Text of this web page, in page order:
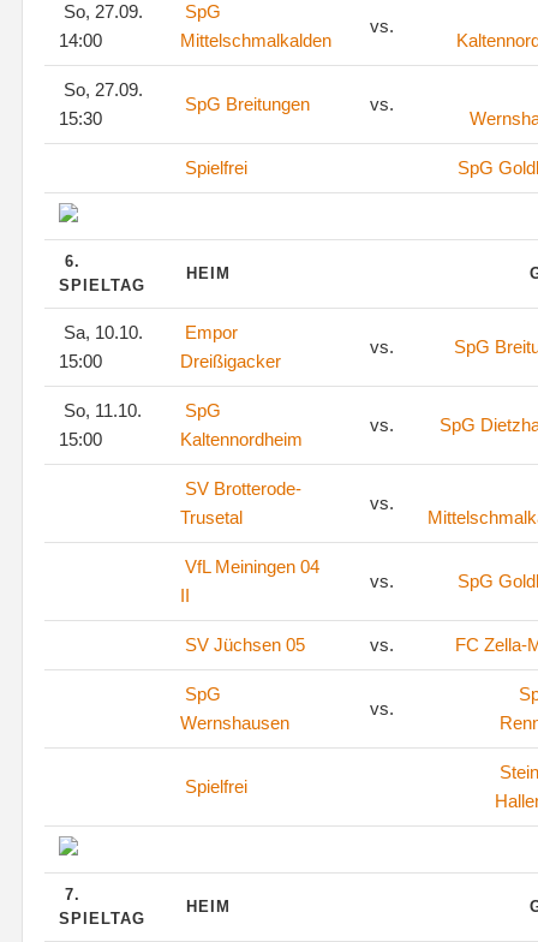
So, 27.09.
14:00
SpG
Mittelschmalkalden
vs.
So, 27.09.
15:30
SpG Breitungen vs.
Spielfrei SpG
6.
SPIELTAG
HEIM
Sa, 10.10.
15:00
Empor
Dreißigacker
vs. SpG
So, 11.10.
15:00
SpG
Kaltennordheim
vs. SpG
SV Brotterode-
Trusetal
vs.
VfL Meiningen 04
II
vs. SpG
SV Jüchsen 05 vs. FC Zella-
SpG
Wernshausen
vs.
Spielfrei
7.
SPIELTAG
HEIM